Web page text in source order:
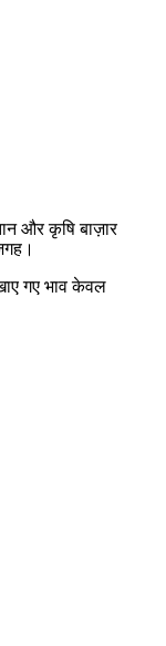
और कृषि बाज़ार
गए भाव केवल